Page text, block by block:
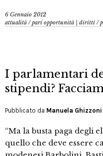
6 Gennaio 2012
attualità /pari opportunità | diritti /
I parlamentari
stipendi?
Pubblicato da Manuela Ghizzoni
“Ma la busta paga degli
quello che deve essere